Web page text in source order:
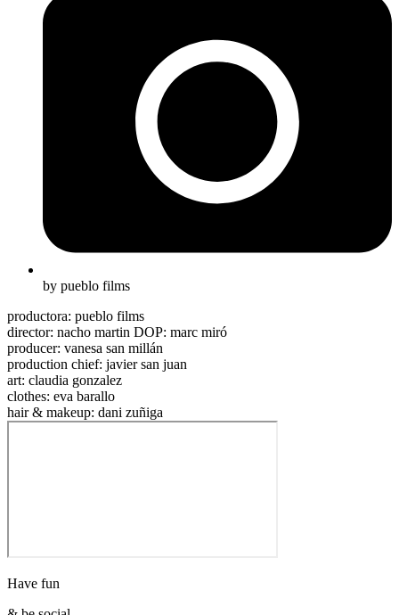
by pueblo films
productora: pueblo films
director: nacho martin DOP: marc miró
producer: vanesa san millán
production chief: javier san juan
art: claudia gonzalez
clothes: eva barallo
hair & makeup: dani zuñiga
Have fun